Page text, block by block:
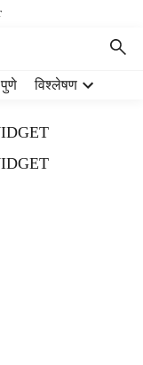
पुणे विश्लेषण